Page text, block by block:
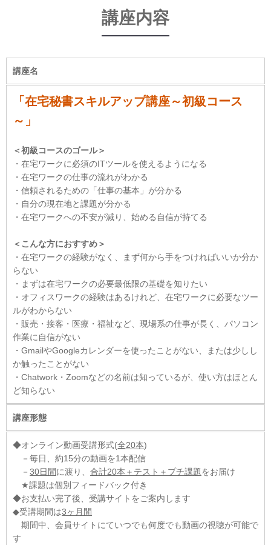
講座内容
講座名
「在宅秘書スキルアップ講座～初級コース
～」
＜初級コースのゴール＞
・在宅ワークに必須のITツールを使えるようになる
・在宅ワークの仕事の流れがわかる
・信頼されるための「仕事の基本」が分かる
・自分の現在地と課題が分かる
・在宅ワークへの不安が減り、始める自信が持てる
＜こんな方におすすめ＞
・在宅ワークの経験がなく、まず何から手をつければいいか分か
らない
・まずは在宅ワークの必要最低限の基礎を知りたい
・オフィスワークの経験はあるけれど、在宅ワークに必要なツー
ルがわからない
・販売・接客・医療・福祉など、現場系の仕事が長く、パソコン
作業に自信がない
・GmailやGoogleカレンダーを使ったことがない、または少しし
か触ったことがない
・Chatwork・Zoomなどの名前は知っているが、使い方はほとん
ど知らない
講座形態
◆オンライン動画受講形式(全20本)
－毎日、約15分の動画を1本配信
－ 30日間に渡り、 合計20本＋テスト＋プチ課題をお届け
★課題は個別フィードバック付き
◆お支払い完了後、受講サイトをご案内します
◆受講期間は3ヶ月間
期間中、会員サイトにていつでも何度でも動画の視聴が可能で
す